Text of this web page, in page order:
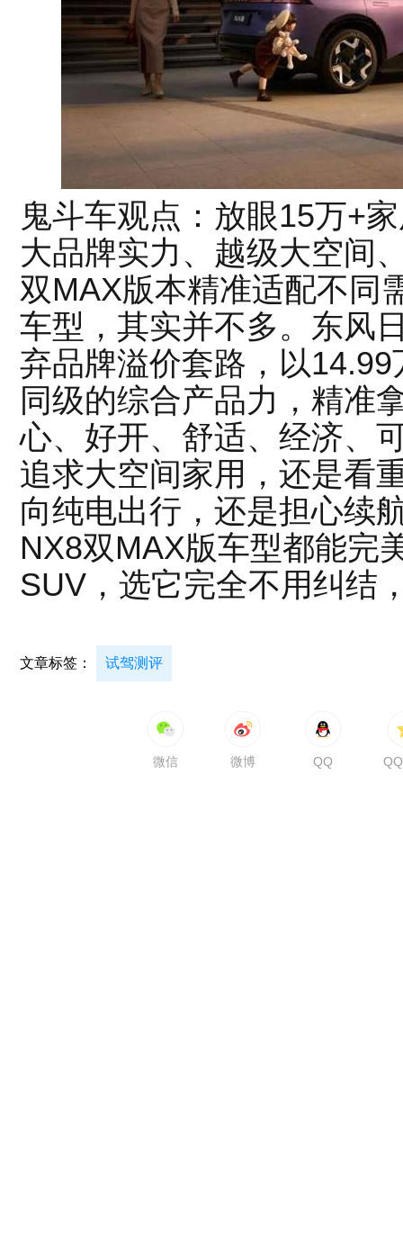
鬼斗车观点：放眼15万+
大品牌实力、越级大空间
双MAX版本精准适配不同
车型，其实并不多。东风
弃品牌溢价套路，以
同级的综合产品力，精准
心、好开、舒适、经济、
追求大空间家用，还是看
向纯电出行，还是担心续
NX8双MAX版车型都能完
SUV，选它完全不用纠结
文章标签： 试驾测评
微信 微博 QQ